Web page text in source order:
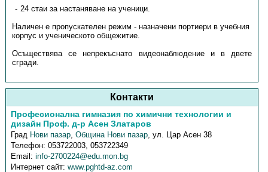
24 стаи за настаняване на ученици.
Наличен е пропускателен режим - назначени портиери в учебния
корпус и ученическото общежитие.
Осъществява се непрекъснато видеонаблюдение и в двете
сгради.
Контакти
Професионална гимназия по химични технологии и
дизайн Проф. д-р Асен Златаров
Град Нови пазар,Община Нови пазар,ул. Цар Асен 38
Телефон:053722003, 053722349
Email:info-2700224@edu.mon.bg
Интернет сайт:www.pghtd-az.com